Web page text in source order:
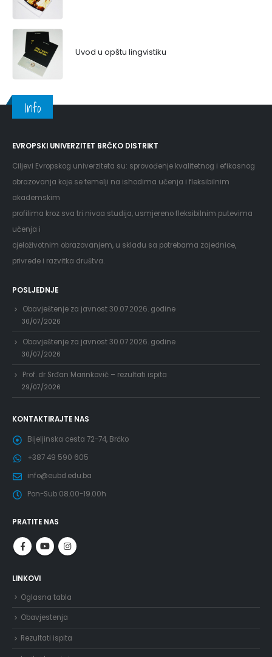
Uvod u opštu lingvistiku
Info
EVROPSKI UNIVERZITET BRČKO DISTRIKT
Ciljevi Evropskog univerziteta su: sprovođenje kvalitetnog i efikasnog
obrazovanja koje se temelji na ishodima učenja i fleksibilnim
akademskim
profilima kroz sva tri nivoa studija, usmjereno fleksibilnim putevima
učenja i
cjeloživotnim obrazovanjem, u skladu sa potrebama zajednice,
privrede i razvitka društva.
POSLJEDNJE
Obavještenje za javnost 30.07.2026. godine
30/07/2026
Obavještenje za javnost 30.07.2026. godine
30/07/2026
Prof. dr Srđan Marinković – rezultati ispita
29/07/2026
KONTAKTIRAJTE NAS
Bijeljinska cesta 72-74, Brčko
+387 49 590 605
info@eubd.edu.ba
Pon-Sub 08.00-19.00h
PRATITE NAS
LINKOVI
Oglasna tabla
Obavjestenja
Rezultati ispita